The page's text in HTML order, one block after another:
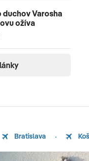
duchov Varosha
ožíva
Bratislava